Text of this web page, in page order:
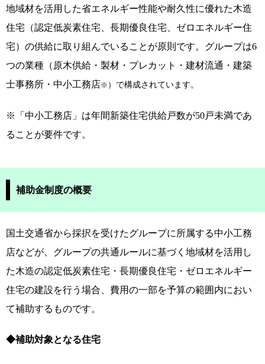
地域材を活用した省エネルギー性能や耐久性に優れた木造
住宅（認定低炭素住宅、長期優良住宅、ゼロエネルギー住
宅）の供給に取り組んでいることが原則です。グループは6
つの業種（原木供給・製材・プレカット・建材流通・建築
士事務所・中小工務店※ ）で構成されています。
※「中小工務店」は年間新築住宅供給戸数が50戸未満であ
ることが要件です。
補助金制度の概要
国土交通省から採択を受けたグループに所属する中小工務
店などが、グループの共通ルールに基づく地域材を活用し
た木造の認定低炭素住宅・長期優良住宅・ゼロエネルギー
住宅の建設を行う場合、費用の一部を予算の範囲内におい
て補助するものです。
◆補助対象となる住宅